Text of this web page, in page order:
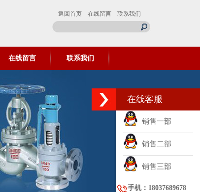
返回首页 在线留言 联系我们
在线留言 联系我们
在线客服
销售一部
销售二部
销售三部
手机：18037689678